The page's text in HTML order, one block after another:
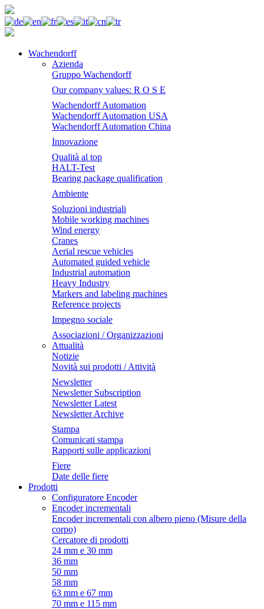
Wachendorff
Azienda
Gruppo Wachendorff
Our company values: R O S E
Wachendorff Automation
Wachendorff Automation USA
Wachendorff Automation China
Innovazione
Qualità al top
HALT-Test
Bearing package qualification
Ambiente
Soluzioni industriali
Mobile working machines
Wind energy
Cranes
Aerial rescue vehicles
Automated guided vehicle
Industrial automation
Heavy Industry
Markers and labeling machines
Reference projects
Impegno sociale
Associazioni / Organizzazioni
Attualità
Notizie
Novità sui prodotti / Attività
Newsletter
Newsletter Subscription
Newsletter Latest
Newsletter Archive
Stampa
Comunicati stampa
Rapporti sulle applicazioni
Fiere
Date delle fiere
Prodotti
Configuratore Encoder
Encoder incrementali
Encoder incrementali con albero pieno (Misure della
corpo)
Cercatore di prodotti
24 mm e 30 mm
36 mm
50 mm
58 mm
63 mm e 67 mm
70 mm e 115 mm